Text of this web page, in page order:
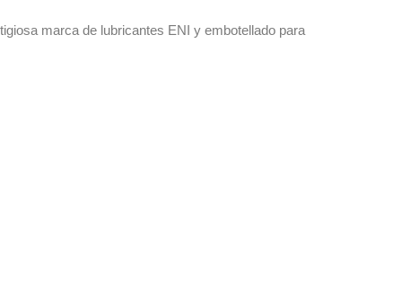
marca de lubricantes ENI y embotellado para